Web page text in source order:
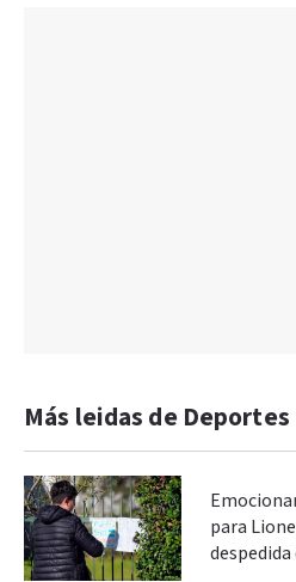
Más leidas de Deportes
para
despedida